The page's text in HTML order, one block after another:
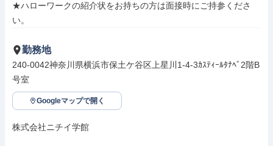
★ハローワークの紹介状をお持ちの方は面接時にご持参くださ
い。
勤務地
240-0042神奈川県横浜市保土ケ谷区上星川1-4-3ｶｽﾃｨｰﾙﾀﾅﾍﾞ2階B
号室
Googleマップで開く
株式会社ニチイ学館